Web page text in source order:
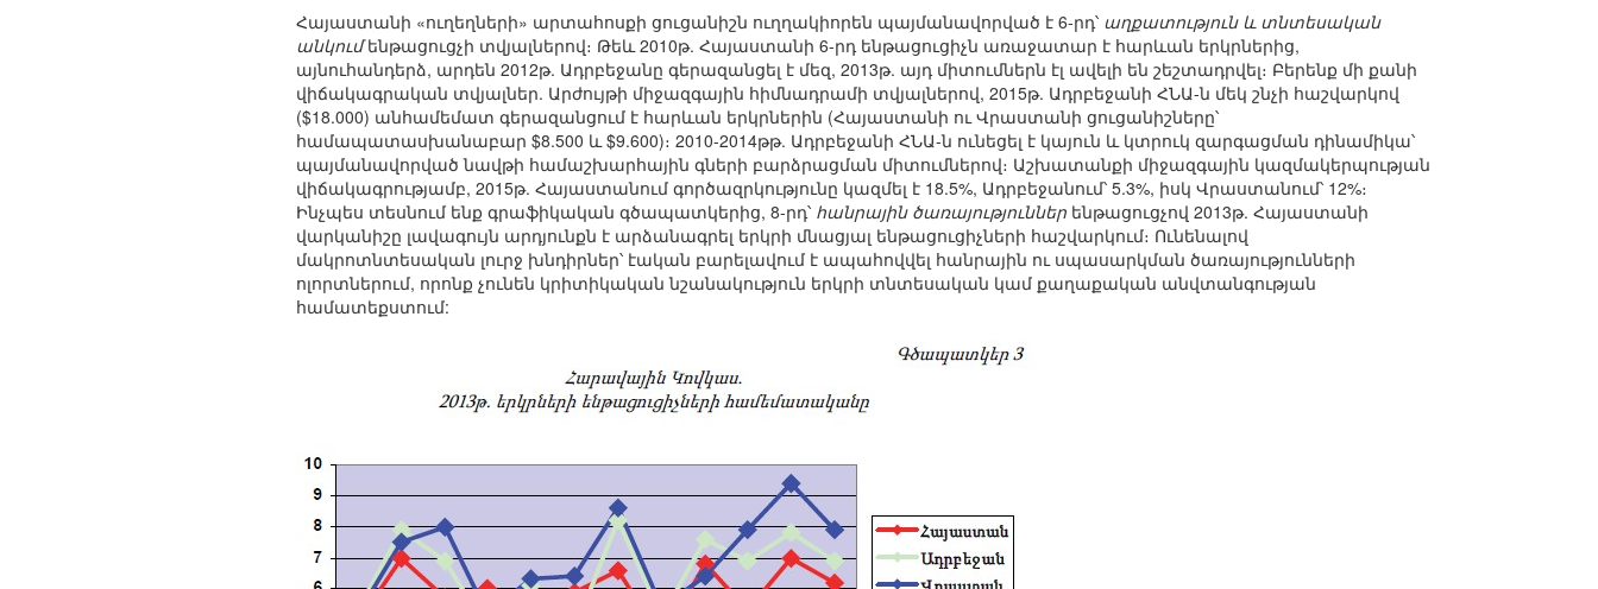
Հայաստանի «ուղեղների» արտահոսքի ցուցանիշն ուղղակիորեն պայմանավորված է 6-րդ՝ աղքատություն և տնտեսական
անկումենթացուցչի տվյալներով։ Թեև 2010թ. Հայաստանի 6-րդ ենթացուցիչն առաջատար է հարևան երկրներից,
այնուհանդերձ, արդեն 2012թ. Ադրբեջանը գերազանցել է մեզ, 2013թ. այդ միտումներն էլ ավելի են շեշտադրվել։ Բերենք մի քանի
վիճակագրական տվյալներ. Արժույթի միջազգային հիմնադրամի տվյալներով, 2015թ. Ադրբեջանի ՀՆԱ-ն մեկ շնչի հաշվարկով
($18.000) անհամեմատ գերազանցում է հարևան երկրներին (Հայաստանի ու Վրաստանի ցուցանիշները՝
համապատասխանաբար $8.500 և $9.600)։ 2010-2014թթ. Ադրբեջանի ՀՆԱ-ն ունեցել է կայուն և կտրուկ զարգացման դինամիկա՝
պայմանավորված նավթի համաշխարհային գների բարձրացման միտումներով։ Աշխատանքի միջազգային կազմակերպության
վիճակագրությամբ, 2015թ. Հայաստանում գործազրկությունը կազմել է 18.5%, Ադրբեջանում՝ 5.3%, իսկ Վրաստանում՝ 12%։
Ինչպես տեսնում ենք գրաֆիկական գծապատկերից, 8-րդ՝ հանրային ծառայություններ ենթացուցչով 2013թ. Հայաստանի
վարկանիշը լավագույն արդյունքն է արձանագրել երկրի մնացյալ ենթացուցիչների հաշվարկում։ Ունենալով
մակրոտնտեսական լուրջ խնդիրներ՝ էական բարելավում է ապահովվել հանրային ու սպասարկման ծառայությունների
ոլորտներում, որոնք չունեն կրիտիկական նշանակություն երկրի տնտեսական կամ քաղաքական անվտանգության
համատեքստում: